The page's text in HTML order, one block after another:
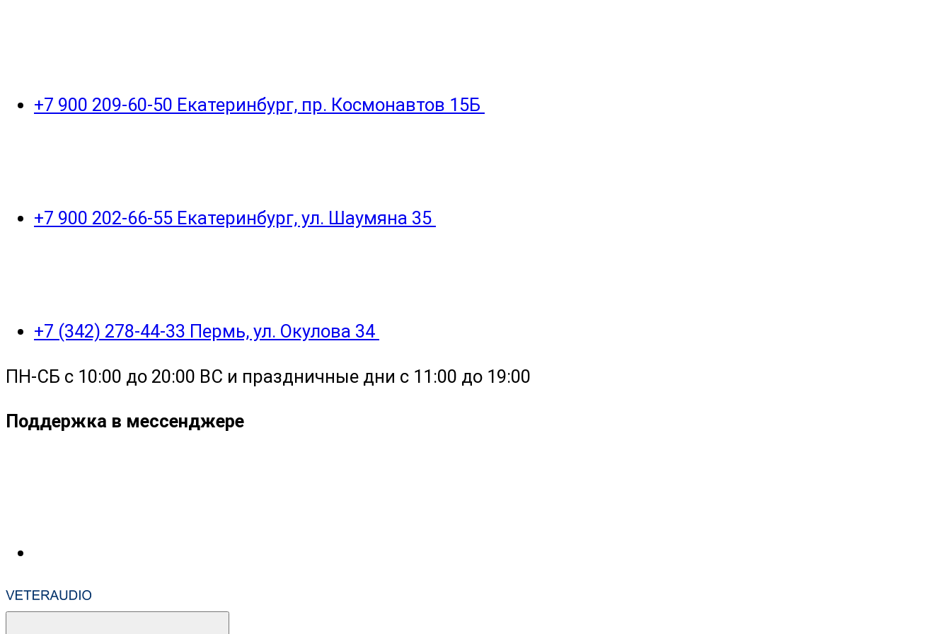
+7 900 209-60-50 Екатеринбург, пр. Космонавтов 15Б
+7 900 202-66-55 Екатеринбург, ул. Шаумяна 35
+7 (342) 278-44-33 Пермь, ул. Окулова 34
ПН-СБ с 10:00 до 20:00 ВС и праздничные дни с 11:00 до 19:00
Поддержка в мессенджере